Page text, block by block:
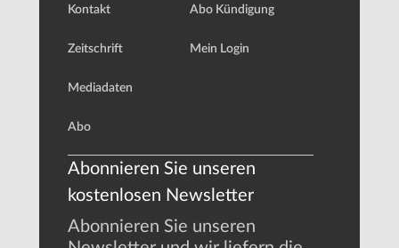
Kontakt
Zeitschrift
Mediadaten
Abo
Abo Kündigung
Mein Login
Abonnieren Sie unseren
kostenlosen Newsletter
Abonnieren Sie unseren